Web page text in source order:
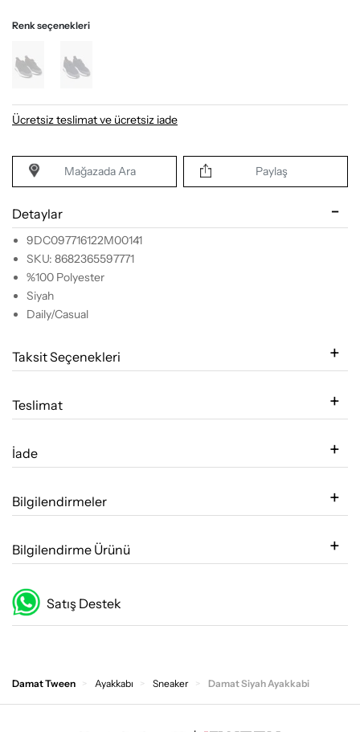
Renk seçenekleri
Ücretsiz teslimat ve ücretsiz iade
Mağazada Ara Paylaş
Detaylar
9DC097716122M00141
SKU: 8682365597771
%100 Polyester
Siyah
Daily/Casual
Taksit Seçenekleri
Teslimat
İade
Bilgilendirmeler
Bilgilendirme Ürünü
Satış Destek
Damat Tween Ayakkabı Sneaker Damat Siyah Ayakkabi